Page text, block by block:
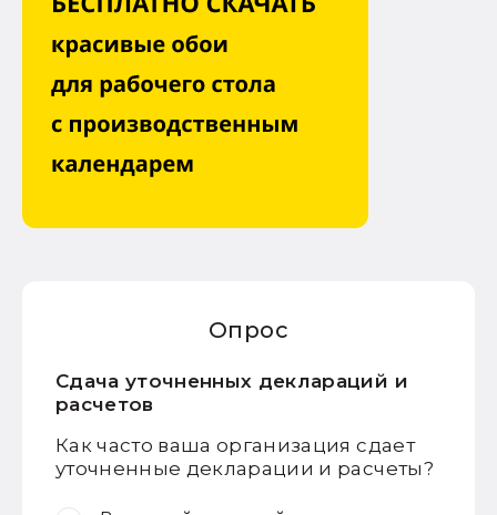
Опрос
Сдача уточненных деклараций и
расчетов
Как часто ваша организация сдает
уточненные декларации и расчеты?